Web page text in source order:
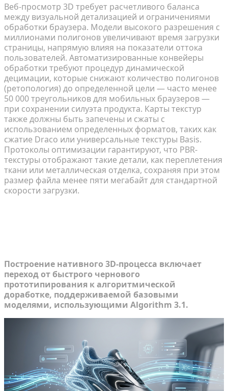
Веб-просмотр 3D требует расчетливого баланса
между визуальной детализацией и ограничениями
обработки браузера. Модели высокого разрешения с
миллионами полигонов увеличивают время загрузки
страницы, напрямую влияя на показатели оттока
пользователей. Автоматизированные конвейеры
обработки требуют процедур динамической
децимации, которые снижают количество полигонов
(ретопология) до определенной цели — часто менее
50 000 треугольников для мобильных браузеров —
при сохранении силуэта продукта. Карты текстур
также должны быть запечены и сжаты с
использованием определенных форматов, таких как
сжатие Draco или универсальные текстуры Basis.
Протоколы оптимизации гарантируют, что PBR-
текстуры отображают такие детали, как переплетения
ткани или металлическая отделка, сохраняя при этом
размер файла менее пяти мегабайт для стандартной
скорости загрузки.
Построение нативного 3D-процесса включает
переход от быстрого чернового
прототипирования к алгоритмической
доработке, поддерживаемой базовыми
моделями, использующими Algorithm 3.1.